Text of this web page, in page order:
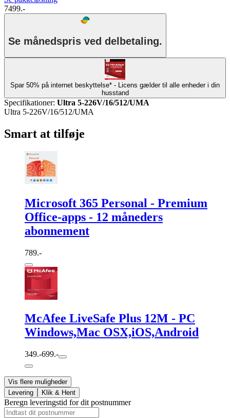
7499.-
Se månedspris ved delbetaling.
Spar 50% på internet beskyttelse* - Licens gælder til alle enheder i din
husstand
Specifikationer: Ultra 5-226V/16/512/UMA
Ultra 5-226V/16/512/UMA
Smart at tilføje
Microsoft 365 Personal - Premium
Office-apps - 12 måneders
abonnement
789.-
McAfee LiveSafe Plus 12M - PC
Windows,Mac OSX,iOS,Android
349.-699.-
Vis flere muligheder
Levering
Klik & Hent
Beregn leveringstid for dit postnummer